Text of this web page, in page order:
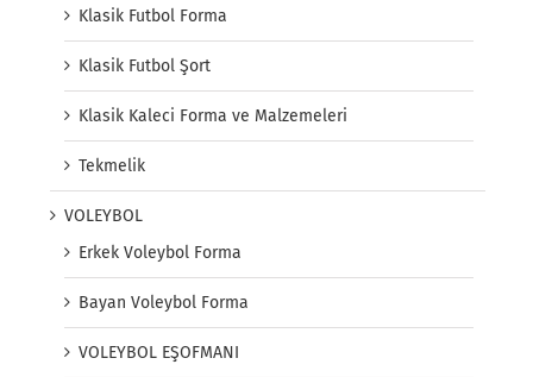
Klasik Futbol Forma
Klasik Futbol Şort
Klasik Kaleci Forma ve Malzemeleri
Tekmelik
VOLEYBOL
Erkek Voleybol Forma
Bayan Voleybol Forma
VOLEYBOL EŞOFMANI